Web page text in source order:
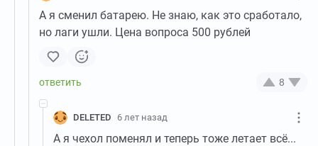
А я сменил батарею. Не знаю, как это сработало,
но лаги ушли. Цена вопроса 500 рублей
8
DELETED 6 лет назад
А я чехол поменял и теперь тоже летает всё...